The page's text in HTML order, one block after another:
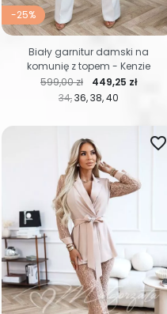
-25%
34 36 38 40
Cena regularna
599,00 zł Cena
449,25 zł
Biały garnitur damski na
komunię z topem - Kenzie
favorite_border